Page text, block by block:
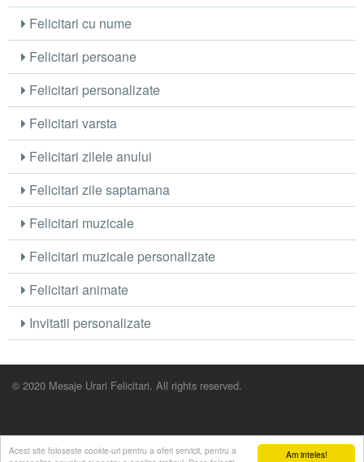
Am inteles!
Acest site foloseste cookie-uri pentru a oferi servicii, pentru a
Felicitari cu nume
Felicitari persoane
Felicitari personalizate
Felicitari varsta
Felicitari zilele anului
Felicitari zile saptamana
Felicitari muzicale
Felicitari muzicale personalizate
Felicitari animate
Invitatii personalizate
© 2020 Mesaje Urari Felicitari. All rights reserved.